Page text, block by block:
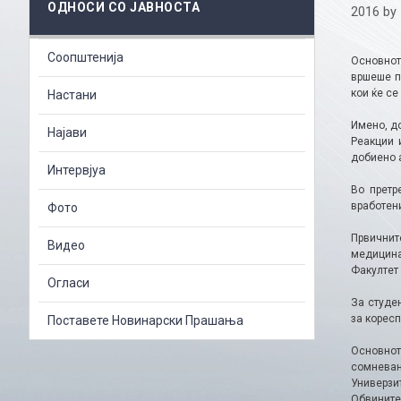
2016 by
вршеше
кои ќе се
Имено,
Реакции
добиено
Во
За
за
ОДНОСИ СО ЈАВНОСТА
Соопштенија
Настани
Најави
Интервјуа
Фото
Видео
Огласи
Поставете Новинарски Прашања